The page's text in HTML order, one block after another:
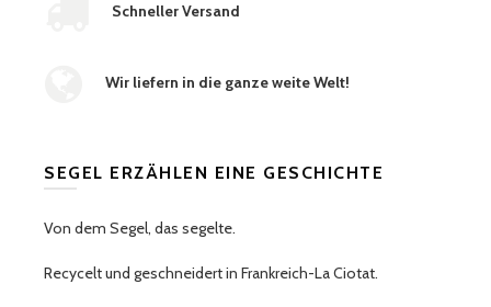
Schneller Versand
Wir liefern in die ganze weite Welt!
SEGEL ERZÄHLEN EINE GESCHICHTE
Von dem Segel, das segelte.
Recycelt und geschneidert in Frankreich-La Ciotat.